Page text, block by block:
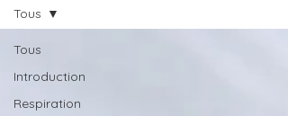
Tous
Introduction
Respiration
Tous